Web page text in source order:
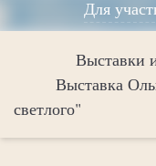
Для
Выставки
Выставка
светлого"